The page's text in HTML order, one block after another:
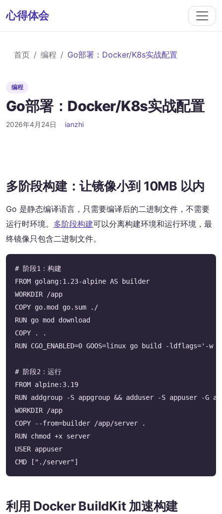
心得体会
首页 编程 Go部署：Docker/K8s实战配置
编程
Go部署：Docker/K8s实战配置
2026年4月24日 ianzhi
多阶段构建：让镜像小到 10MB 以内
Go 是静态编译语言，只需要编译后的二进制文件，不需要
运行时环境。 多阶段构建可以分离构建环境和运行环境，最
终镜像只包含二进制文件。
# 阶段1：构建
FROM golang:1.23-alpine AS builder
WORKDIR /app
COPY go.mod go.sum ./
RUN go mod download
COPY . .
RUN CGO_ENABLED=0 GOOS=linux go build -
# 阶段2：运行
FROM alpine:3.19
RUN addgroup -S appgroup && adduser -S appuser -G
WORKDIR /app
COPY --from=builder /app/server .
RUN chmod +x server
USER appuser
CMD ["./server"]
利用 Docker BuildKit 加速构建